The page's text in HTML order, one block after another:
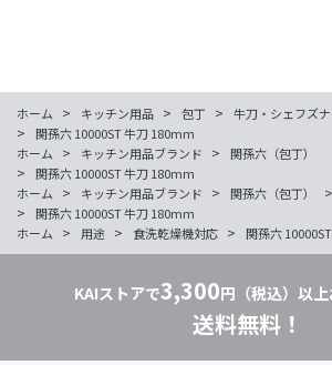
ホーム > キッチン用品 > 包丁 > 牛刀・シェフズ
>
関孫六 10000ST 牛刀 180mm
ホーム
> キッチン用品ブランド > 関孫六（包丁）
>
関孫六 10000ST 牛刀 180mm
ホーム
> キッチン用品ブランド > 関孫六（包丁） >
>
関孫六 10000ST 牛刀 180mm
ホーム
> 用途 > 食洗乾燥機対応 > 関孫六
KAIストアで3,300円（税込）以
送料無料！